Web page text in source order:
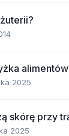
alimentów
2025
skórę przy
2025